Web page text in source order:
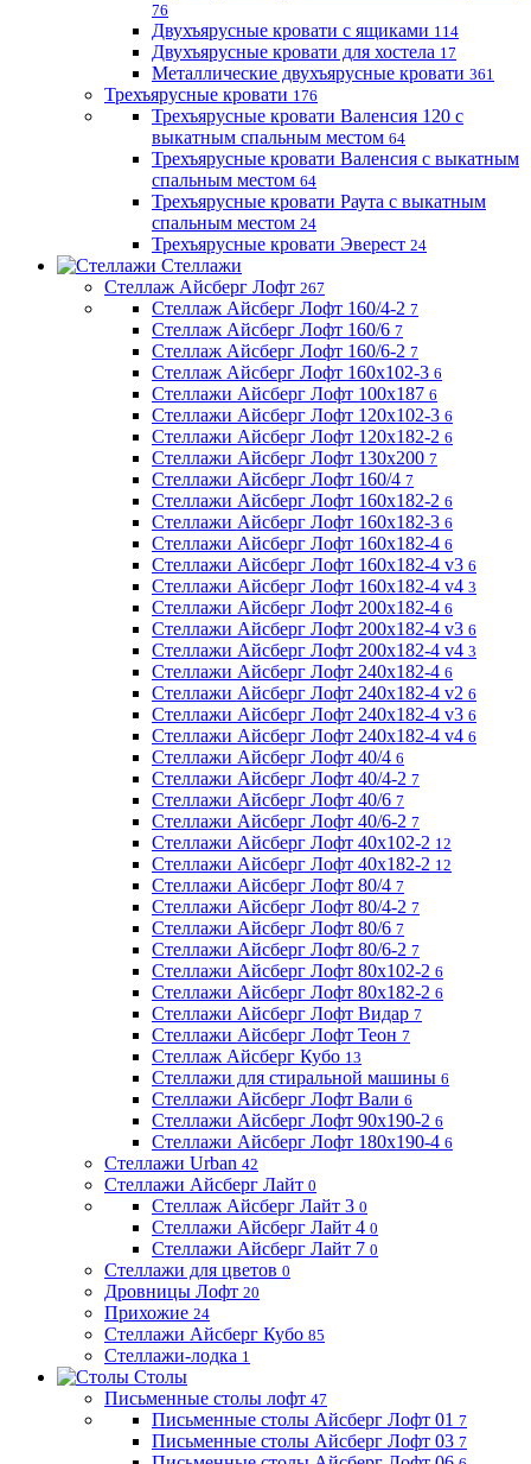
76
Двухъярусные кровати с ящиками 114
Двухъярусные кровати для хостела 17
Металлические двухъярусные кровати 361
Трехъярусные кровати 176
Трехъярусные кровати Валенсия 120 с
выкатным спальным местом 64
Трехъярусные кровати Валенсия с выкатным
спальным местом 64
Трехъярусные кровати Раута с выкатным
спальным местом 24
Трехъярусные кровати Эверест 24
Стеллажи
Стеллаж Айсберг Лофт 267
Стеллаж Айсберг Лофт 160/4-2 7
Стеллаж Айсберг Лофт 160/6 7
Стеллаж Айсберг Лофт 160/6-2 7
Стеллаж Айсберг Лофт 160х102-3 6
Стеллажи Айсберг Лофт 100х187 6
Стеллажи Айсберг Лофт 120х102-3 6
Стеллажи Айсберг Лофт 120х182-2 6
Стеллажи Айсберг Лофт 130х200 7
Стеллажи Айсберг Лофт 160/4 7
Стеллажи Айсберг Лофт 160х182-2 6
Стеллажи Айсберг Лофт 160х182-3 6
Стеллажи Айсберг Лофт 160х182-4 6
Стеллажи Айсберг Лофт 160х182-4 v3 6
Стеллажи Айсберг Лофт 160х182-4 v4 3
Стеллажи Айсберг Лофт 200х182-4 6
Стеллажи Айсберг Лофт 200х182-4 v3 6
Стеллажи Айсберг Лофт 200х182-4 v4 3
Стеллажи Айсберг Лофт 240х182-4 6
Стеллажи Айсберг Лофт 240х182-4 v2 6
Стеллажи Айсберг Лофт 240х182-4 v3 6
Стеллажи Айсберг Лофт 240х182-4 v4 6
Стеллажи Айсберг Лофт 40/4 6
Стеллажи Айсберг Лофт 40/4-2 7
Стеллажи Айсберг Лофт 40/6 7
Стеллажи Айсберг Лофт 40/6-2 7
Стеллажи Айсберг Лофт 40х102-2 12
Стеллажи Айсберг Лофт 40х182-2 12
Стеллажи Айсберг Лофт 80/4 7
Стеллажи Айсберг Лофт 80/4-2 7
Стеллажи Айсберг Лофт 80/6 7
Стеллажи Айсберг Лофт 80/6-2 7
Стеллажи Айсберг Лофт 80х102-2 6
Стеллажи Айсберг Лофт 80х182-2 6
Стеллажи Айсберг Лофт Видар 7
Стеллажи Айсберг Лофт Теон 7
Стеллаж Айсберг Кубо 13
Стеллажи для стиральной машины 6
Стеллажи Айсберг Лофт Вали 6
Стеллажи Айсберг Лофт 90х190-2 6
Стеллажи Айсберг Лофт 180х190-4 6
Стеллажи Urban 42
Стеллажи Айсберг Лайт 0
Стеллаж Айсберг Лайт 3 0
Стеллажи Айсберг Лайт 4 0
Стеллажи Айсберг Лайт 7 0
Стеллажи для цветов 0
Дровницы Лофт 20
Прихожие 24
Стеллажи Айсберг Кубо 85
Стеллажи-лодка 1
Столы
Письменные столы лофт 47
Письменные столы Айсберг Лофт 01 7
Письменные столы Айсберг Лофт 03 7